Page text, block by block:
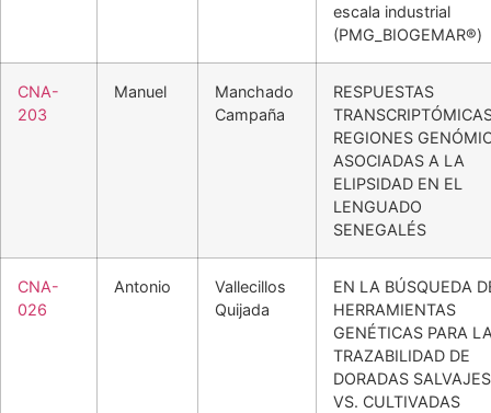
escala industrial
(PMG_BIOGEMAR®)
CNA-
203
Manuel
Manchado
Campaña
RESPUESTAS
REGIONES
ASOCIADAS A LA
ELIPSIDAD EN EL
LENGUADO
SENEGALÉS
CNA-
026
Antonio
Vallecillos
Quijada
EN LA BÚSQUEDA
HERRAMIENTAS
GENÉTICAS PARA
TRAZABILIDAD DE
DORADAS SALVAJES
VS. CULTIVADAS